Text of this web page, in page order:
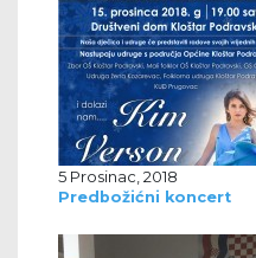
5 Prosinac, 2018
Predbožićni koncert